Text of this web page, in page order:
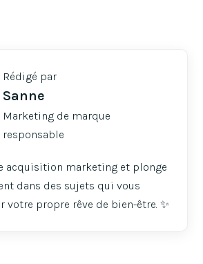
Rédigé par
Sanne
Marketing de marque
responsable
acquisition marketing et plonge
dans des sujets qui vous
votre propre rêve de bien-être. ✨